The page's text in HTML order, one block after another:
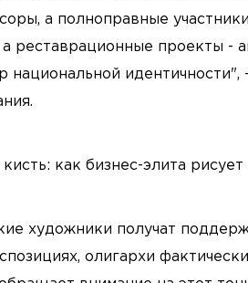
а полноправные
а реставрационные проекты -
национальной
кисть: как бизнес-элита
художники получат
олигархи